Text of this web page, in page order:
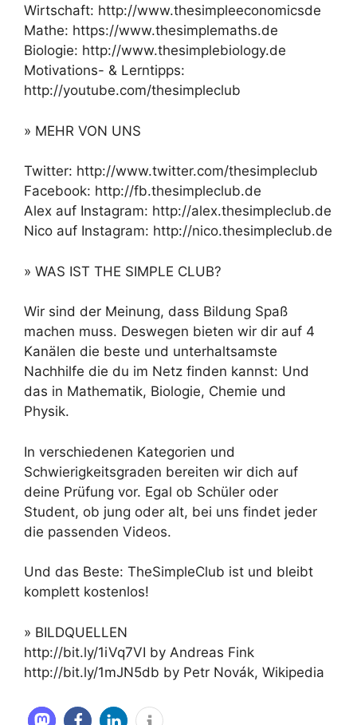
Wirtschaft: http://www.thesimpleeconomicsde
Mathe: https://www.thesimplemaths.de
Biologie: http://www.thesimplebiology.de
Motivations- & Lerntipps:
http://youtube.com/thesimpleclub
» MEHR VON UNS
Twitter: http://www.twitter.com/thesimpleclub
Facebook: http://fb.thesimpleclub.de
Alex auf Instagram: http://alex.thesimpleclub.de
Nico auf Instagram: http://nico.thesimpleclub.de
» WAS IST THE SIMPLE CLUB?
Wir sind der Meinung, dass Bildung Spaß
machen muss. Deswegen bieten wir dir auf 4
Kanälen die beste und unterhaltsamste
Nachhilfe die du im Netz finden kannst: Und
das in Mathematik, Biologie, Chemie und
Physik.
In verschiedenen Kategorien und
Schwierigkeitsgraden bereiten wir dich auf
deine Prüfung vor. Egal ob Schüler oder
Student, ob jung oder alt, bei uns findet jeder
die passenden Videos.
Und das Beste: TheSimpleClub ist und bleibt
komplett kostenlos!
» BILDQUELLEN
http://bit.ly/1iVq7VI by Andreas Fink
http://bit.ly/1mJN5db by Petr Novák, Wikipedia